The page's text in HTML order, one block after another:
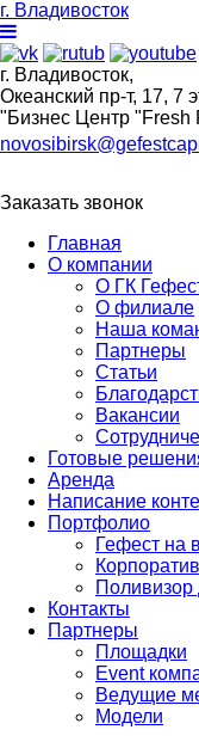
г. Владивосток
г. Владивосток,
Океанский пр-т, 17, 7
"Бизнес Центр "Fresh
Заказать звонок
Главная
О компании
О ГК
О филиале
Наша
Партнеры
Статьи
Вакансии
Готовые
Аренда
Написание
Портфолио
Гефест на
Поливизор
Контакты
Партнеры
Площадки
Event
Ведущие
Модели